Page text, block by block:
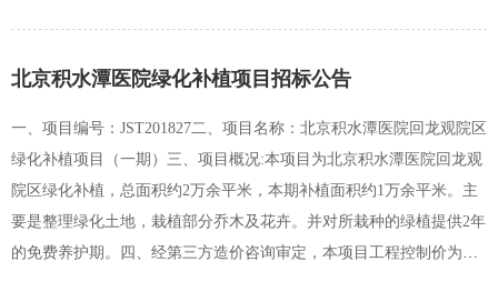
3、必须由法定代表人或授权委托代理人参加招标。4、没有处于被责
意向的单位可到我处取得进一步的信息和查阅文件。2、可从2018年7
月23日起至2018年7月27日每天8:30—11：00,1：30—4：00（工作日，
北京时间）在北京积水潭医院新街口院区资产管理处招标采购办公室
索取招标文件（请致电预约）。3、会议于2018年7月30日下午2:00时
在北京积水潭医院新街口院区行政楼307会议室公开进行，届时请已经
索取拷贝招标文件的各位公司代表出席会议，逾期递交的投标…
北京积水潭医院绿化补植项目招标公告
一、项目编号：JST201827二、项目名称：北京积水潭医院回龙观院区
绿化补植项目（一期）三、项目概况:本项目为北京积水潭医院回龙观
院区绿化补植，总面积约2万余平米，本期补植面积约1万余平米。主
要是整理绿化土地，栽植部分乔木及花卉。并对所栽种的绿植提供2年
的免费养护期。四、经第三方造价咨询审定，本项目工程控制价为